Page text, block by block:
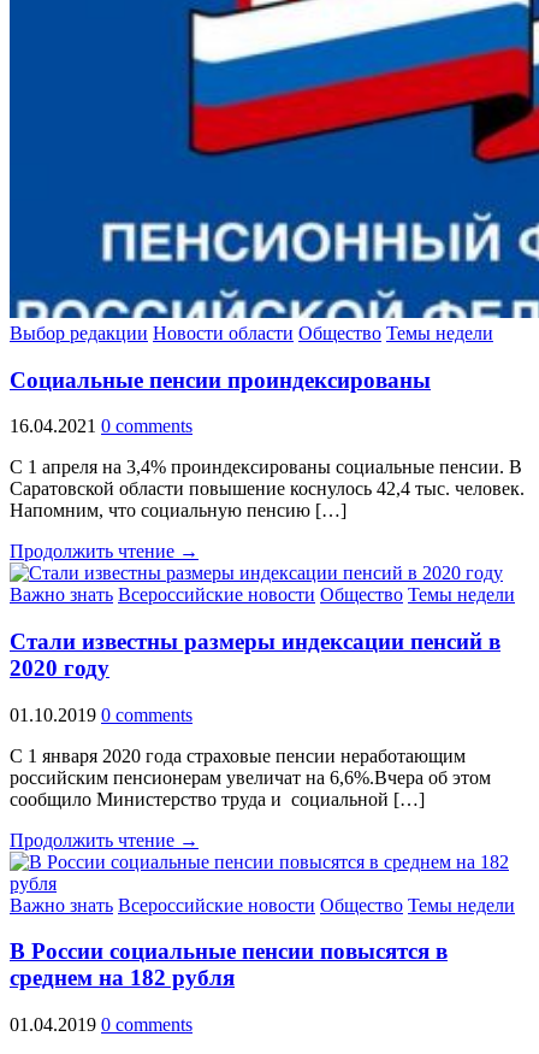
Выбор редакции Новости области Общество Темы недели
Социальные пенсии проиндексированы
16.04.2021 0 comments
С 1 апреля на 3,4% проиндексированы социальные пенсии. В
Саратовской области повышение коснулось 42,4 тыс. человек.
Напомним, что социальную пенсию […]
Продолжить чтение →
Важно знать Всероссийские новости Общество Темы недели
Стали известны размеры индексации пенсий в
2020 году
01.10.2019 0 comments
С 1 января 2020 года страховые пенсии неработающим
российским пенсионерам увеличат на 6,6%.Вчера об этом
сообщило Министерство труда и социальной […]
Продолжить чтение →
Важно знать Всероссийские новости Общество Темы недели
В России социальные пенсии повысятся в
среднем на 182 рубля
01.04.2019 0 comments